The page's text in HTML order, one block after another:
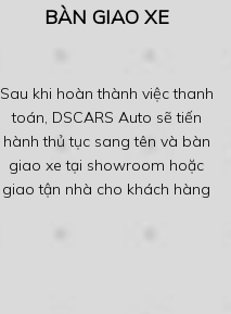
BÀN GIAO XE
Sau khi hoàn thành việc thanh
toán, DSCARS Auto sẽ tiến
hành thủ tục sang tên và bàn
giao xe tại showroom hoặc
giao tận nhà cho khách hàng